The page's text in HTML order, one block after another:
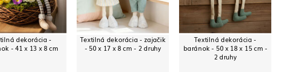
dekorácia -
- 41 x 13 x 8 cm
Textilná dekorácia - zajačik
- 50 x 17 x 8 cm - 2 druhy
Textilná dekorácia -
baránok - 50 x 18 x 15 cm -
2 druhy